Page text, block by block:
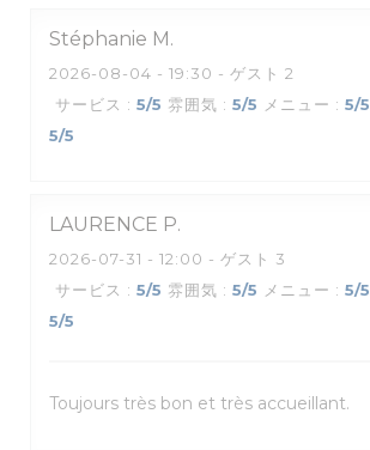
Stéphanie M
2026-08-04 - 19:30 - ゲスト 2
サービス : 5/5 雰囲気 : 5/5 メニュー : 5/5
5/5
LAURENCE P
2026-07-31 - 12:00 - ゲスト 3
サービス : 5/5 雰囲気 : 5/5 メニュー : 5/5
5/5
Toujours très bon et très accueillant.